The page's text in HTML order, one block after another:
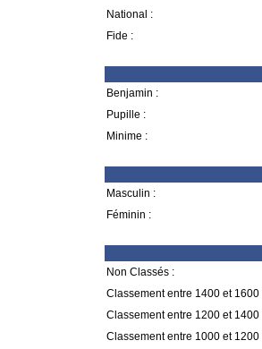
National :
Fide :
Benjamin :
Pupille :
Minime :
Masculin :
Féminin :
Non Classés :
Classement entre 1400 et 1600
Classement entre 1200 et 1400
Classement entre 1000 et 1200